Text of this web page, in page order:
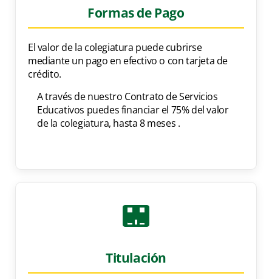
Formas de Pago
El valor de la colegiatura puede cubrirse
mediante un pago en efectivo o con tarjeta de
crédito.
A través de nuestro Contrato de Servicios
Educativos puedes financiar el 75% del valor
de la colegiatura, hasta 8 meses .
Titulación